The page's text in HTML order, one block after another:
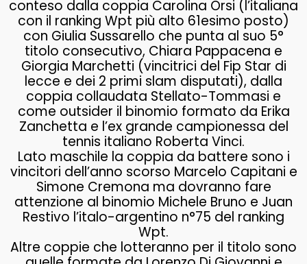
conteso dalla coppia Carolina Orsi (l’italiana
con il ranking Wpt più alto 61esimo posto)
con Giulia Sussarello che punta al suo 5°
titolo consecutivo, Chiara Pappacena e
Giorgia Marchetti (vincitrici del Fip Star di
lecce e dei 2 primi slam disputati), dalla
coppia collaudata Stellato-Tommasi e
come outsider il binomio formato da Erika
Zanchetta e l’ex grande campionessa del
tennis italiano Roberta Vinci.
Lato maschile la coppia da battere sono i
vincitori dell’anno scorso Marcelo Capitani e
Simone Cremona ma dovranno fare
attenzione al binomio Michele Bruno e Juan
Restivo l’italo-argentino n°75 del ranking
Wpt.
Altre coppie che lotteranno per il titolo sono